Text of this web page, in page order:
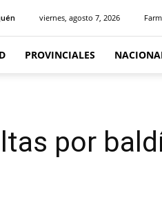
viernes, agosto 7, 2026
PROVINCIALES
por